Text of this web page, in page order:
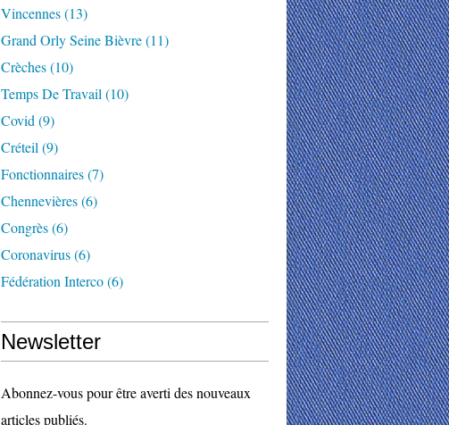
Vincennes(13)
Grand Orly Seine Bièvre(11)
Crèches(10)
Temps De Travail (10)
Covid (9)
Créteil (9)
Fonctionnaires(7)
Chennevières(6)
Congrès(6)
Coronavirus(6)
Fédération Interco(6)
Newsletter
Abonnez-vous pour être averti des nouveaux
articles publiés.